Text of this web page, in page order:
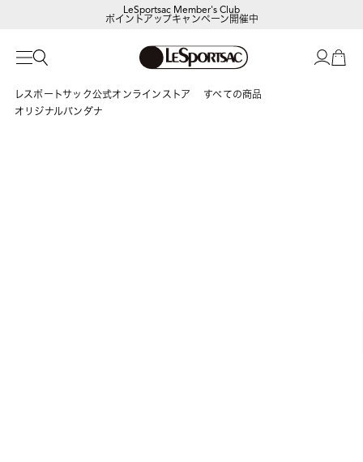
LeSportsac Member's Club
ポイントアップキャンペーン開催中
レスポートサック公式オンラインストア
すべての商品
オリジナルバンダナ